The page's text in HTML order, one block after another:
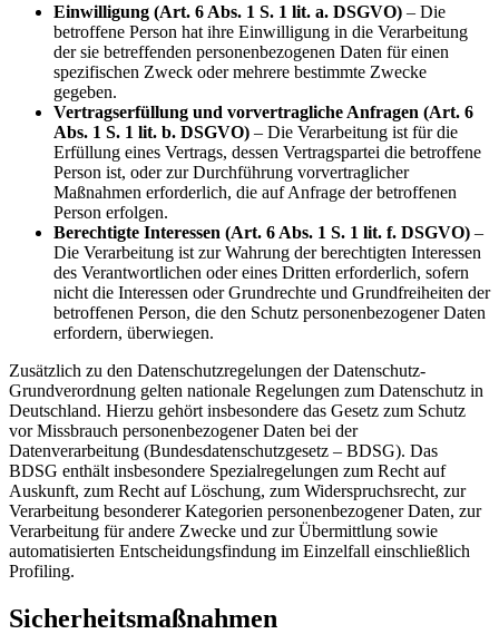
Einwilligung (Art. 6 Abs. 1 S. 1 lit. a. DSGVO) – Die
betroffene Person hat ihre Einwilligung in die Verarbeitung
der sie betreffenden personenbezogenen Daten für einen
spezifischen Zweck oder mehrere bestimmte Zwecke
gegeben.
Vertragserfüllung und vorvertragliche Anfragen (Art. 6
Abs. 1 S. 1 lit. b. DSGVO) – Die Verarbeitung ist für die
Erfüllung eines Vertrags, dessen Vertragspartei die betroffene
Person ist, oder zur Durchführung vorvertraglicher
Maßnahmen erforderlich, die auf Anfrage der betroffenen
Person erfolgen.
Berechtigte Interessen (Art. 6 Abs. 1 S. 1 lit. f. DSGVO) –
Die Verarbeitung ist zur Wahrung der berechtigten Interessen
des Verantwortlichen oder eines Dritten erforderlich, sofern
nicht die Interessen oder Grundrechte und Grundfreiheiten der
betroffenen Person, die den Schutz personenbezogener Daten
erfordern, überwiegen.
Zusätzlich zu den Datenschutzregelungen der Datenschutz-
Grundverordnung gelten nationale Regelungen zum Datenschutz in
Deutschland. Hierzu gehört insbesondere das Gesetz zum Schutz
vor Missbrauch personenbezogener Daten bei der
Datenverarbeitung (Bundesdatenschutzgesetz – BDSG). Das
BDSG enthält insbesondere Spezialregelungen zum Recht auf
Auskunft, zum Recht auf Löschung, zum Widerspruchsrecht, zur
Verarbeitung besonderer Kategorien personenbezogener Daten, zur
Verarbeitung für andere Zwecke und zur Übermittlung sowie
automatisierten Entscheidungsfindung im Einzelfall einschließlich
Profiling.
Sicherheitsmaßnahmen